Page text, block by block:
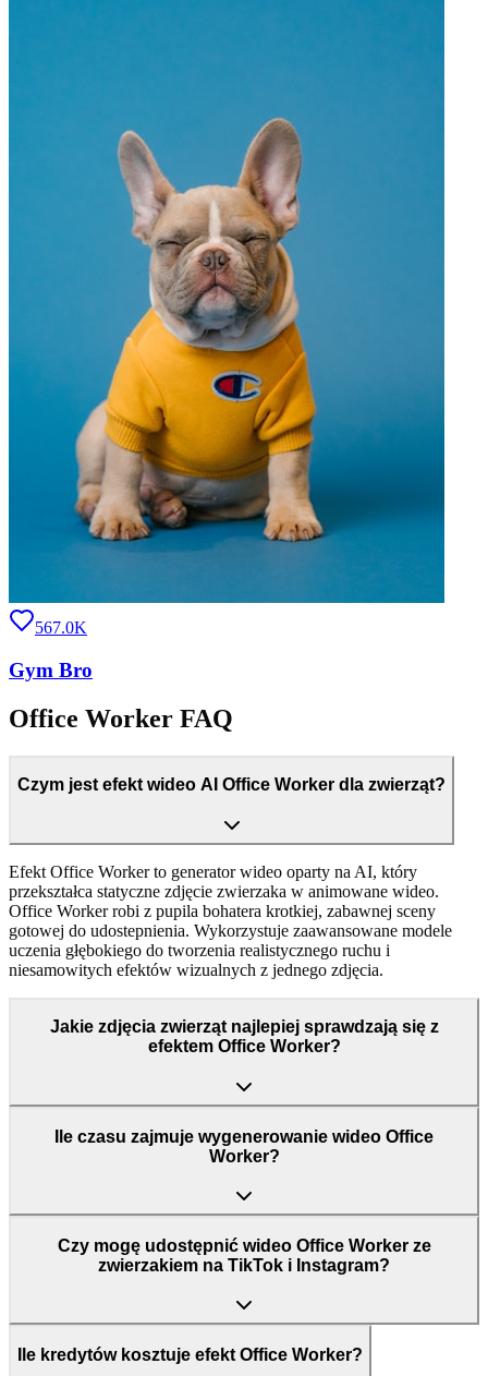
567.0K
Gym Bro
Office Worker FAQ
Czym jest efekt wideo AI Office Worker dla zwierząt?
Efekt Office Worker to generator wideo oparty na AI, który
przekształca statyczne zdjęcie zwierzaka w animowane wideo.
Office Worker robi z pupila bohatera krotkiej, zabawnej sceny
gotowej do udostepnienia. Wykorzystuje zaawansowane modele
uczenia głębokiego do tworzenia realistycznego ruchu i
niesamowitych efektów wizualnych z jednego zdjęcia.
Jakie zdjęcia zwierząt najlepiej sprawdzają się z
efektem Office Worker?
Ile czasu zajmuje wygenerowanie wideo Office
Worker?
Czy mogę udostępnić wideo Office Worker ze
zwierzakiem na TikTok i Instagram?
Ile kredytów kosztuje efekt Office Worker?